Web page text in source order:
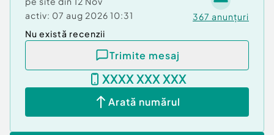
activ: 07 aug 2026 10:31 367 anunțuri
Nu există recenzii
Trimite mesaj
XXXX XXX XXX
Arată numărul